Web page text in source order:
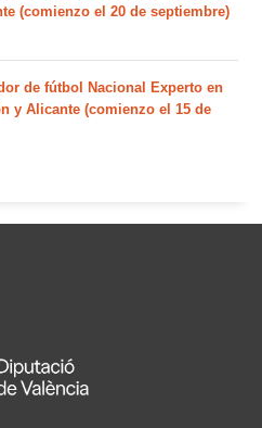
(comienzo el 20 de septiembre)
de fútbol Nacional Experto en
y Alicante (comienzo el 15 de